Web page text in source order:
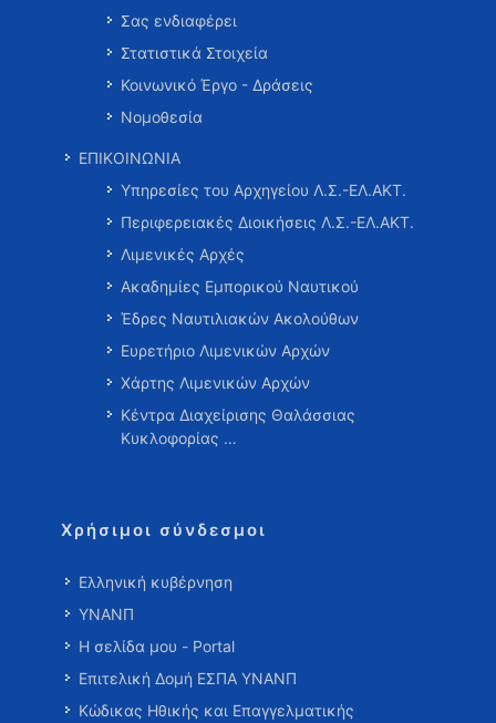
Σας ενδιαφέρει
Στατιστικά Στοιχεία
Κοινωνικό Έργο - Δράσεις
Νομοθεσία
ΕΠΙΚΟΙΝΩΝΙΑ
Υπηρεσίες του Αρχηγείου Λ.Σ.-ΕΛ.ΑΚΤ.
Περιφερειακές Διοικήσεις Λ.Σ.-ΕΛ.ΑΚΤ.
Λιμενικές Αρχές
Ακαδημίες Εμπορικού Ναυτικού
Έδρες Ναυτιλιακών Ακολούθων
Ευρετήριο Λιμενικών Αρχών
Χάρτης Λιμενικών Αρχών
Κέντρα Διαχείρισης Θαλάσσιας
Κυκλοφορίας …
Χρήσιμοι σύνδεσμοι
Ελληνική κυβέρνηση
ΥΝΑΝΠ
Η σελίδα μου - Portal
Επιτελική Δομή ΕΣΠΑ ΥΝΑΝΠ
Κώδικας Ηθικής και Επαγγελματικής